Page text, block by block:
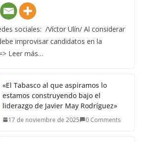
sociales: /Víctor Ulín/ Al considerar
improvisar candidatos en la
Leer más…
«El Tabasco al que aspiramos lo
estamos construyendo bajo el
liderazgo de Javier May Rodríguez»
17 de noviembre de 2025 0 Comments